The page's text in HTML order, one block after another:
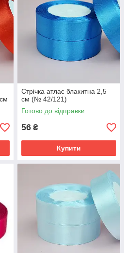
Стрічка атлас блакитна 2,5
см (№ 42/121)
Готово до відправки
56 ₴
Купити